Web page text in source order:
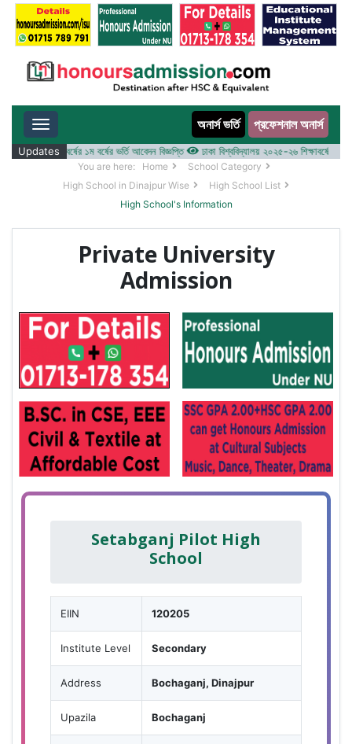
Toggle navigation অনার্স ভর্তি প্রফেশনাল অনার্স
Updates
২৬ শিক্ষাবর্ষের ১ম বর্ষের ভর্তি আবেদন বিজ্ঞপ্তি ঢাকা বিশ্ববিদ্যালয় ২০২৫-২৬ শিক্ষাবর্ষে
You are here: Home
School Category
High School in Dinajpur Wise
High School List
High School's Information
Private University
Admission
Setabganj Pilot High
School
EIIN 120205
Institute Level Secondary
Address Bochaganj, Dinajpur
Upazila Bochaganj